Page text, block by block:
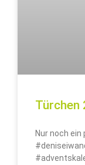
Türchen
Nur noch ein